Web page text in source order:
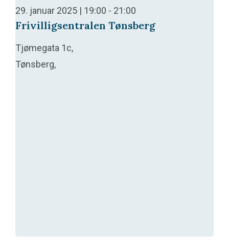
29. januar 2025 | 19:00 - 21:00
Frivilligsentralen Tønsberg
Tjømegata 1c,
Tønsberg,